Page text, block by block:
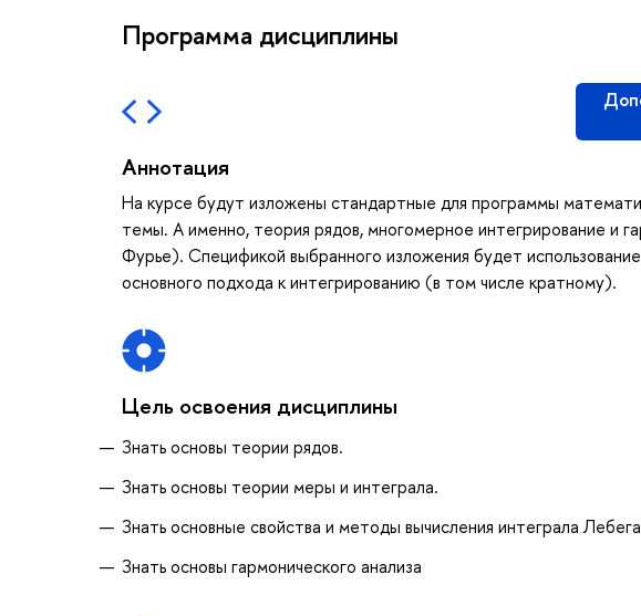
Программа дисциплины
Аннотация
На курсе будут изложены стандартные для программы
темы. А именно, теория рядов, многомерное интегрирование и
Фурье). Спецификой выбранного изложения будет
основного подхода к интегрированию (в том числе кратному).
Цель освоения дисциплины
Знать основы теории рядов.
Знать основы теории меры и интеграла.
Знать основные свойства и методы вычисления интеграла
Знать основы гармонического анализа